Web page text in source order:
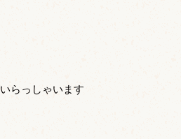
らっしゃいます